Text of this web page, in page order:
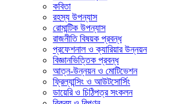
কবিতা
রহস্য উপন্যাস
রোমান্টিক উপন্যাস
রাজনীতি বিষয়ক প্রবন্ধ
প্রফেশনাল ও ক্যারিয়ার উন্নয়ন
বিজ্ঞানভিত্তিক প্রবন্ধ
আত্ন-উন্নয়ন ও মোটিভেশন
ফ্রিল্যান্সিং ও আউটসোর্সিং
ডায়েরি ও চিঠিপত্র সংকলন